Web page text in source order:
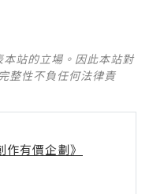
站的立場。因此本站對
整性不負任何法律責
有價企劃》